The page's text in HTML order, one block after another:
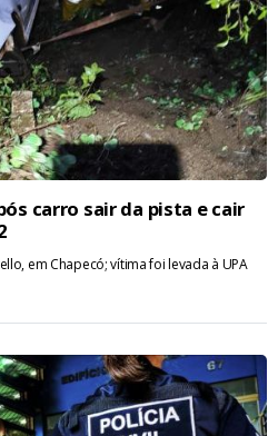
carro sair da pista e cair
em Chapecó; vítima foi levada à UPA